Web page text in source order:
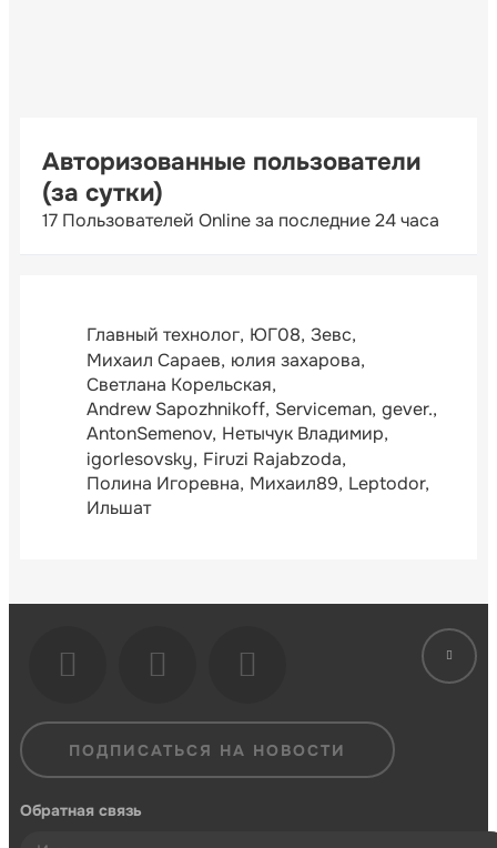
Авторизованные пользователи
(за сутки)
17 Пользователей Online за последние 24 часа
Главный технолог ЮГ08 Зевс
Михаил Сараев юлия захарова
Светлана Корельская
Andrew Sapozhnikoff Serviceman gever.
AntonSemenov Нетычук Владимир
igorlesovsky Firuzi Rajabzoda
Полина Игоревна Михаил89 Leptodor
Ильшат
ПОДПИСАТЬСЯ НА НОВОСТИ
Обратная связь